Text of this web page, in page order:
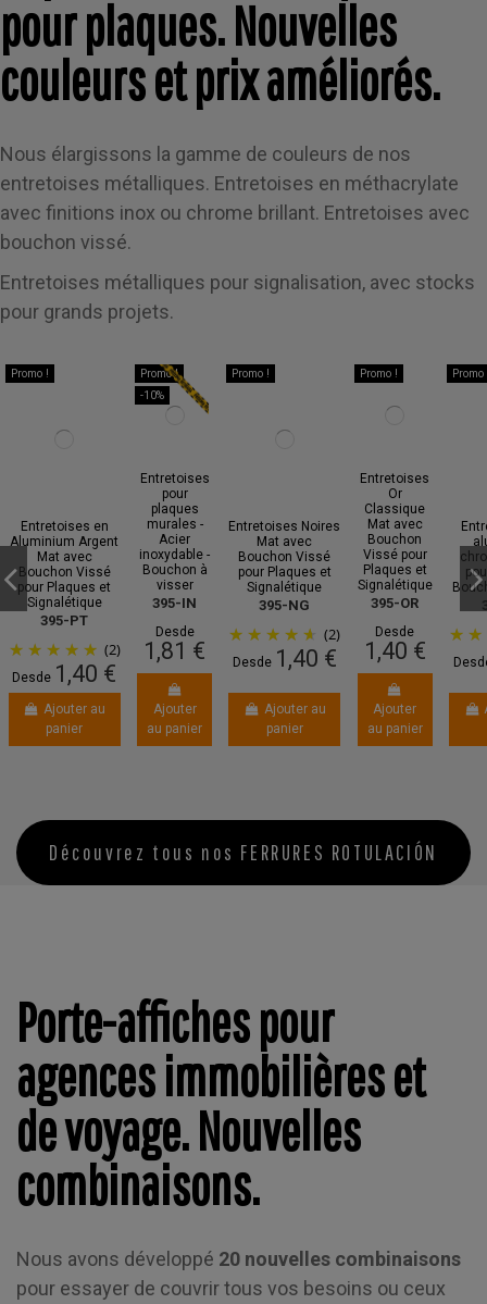
au
panier
Ajouter
au
panier
Ajouter au
panier
11,32 €
Ajouter
au panier
au panier
pour plaques. Nouvelles
couleurs et prix améliorés.
Nous élargissons la gamme de couleurs de nos
entretoises métalliques. Entretoises en méthacrylate
avec finitions inox ou chrome brillant. Entretoises avec
bouchon vissé.
Entretoises métalliques pour signalisation, avec stocks
pour grands projets.
Promo !
Entretoises en
Aluminium Argent
Mat avec
Bouchon Vissé
pour Plaques et
Signalétique
395-PT
(2)
Desde 1,40 €
Ajouter au
panier
Promo !
-10%
Entretoises
pour
plaques
murales -
Acier
inoxydable -
Bouchon à
visser
395-IN
Desde
1,81 €
Ajouter
au panier
Promo !
Entretoises Noires
Mat avec
Bouchon Vissé
pour Plaques et
Signalétique
395-NG
(2)
Desde 1,40 €
Ajouter au
panier
Promo !
Entretoises
Or
Classique
Mat avec
Bouchon
Vissé pour
Plaques et
Signalétique
395-OR
Desde
1,40 €
Ajouter
au panier
Promo
Signalétique
395-RO
1,68 €
Ajouter au
panier
en
395-AZ
Desde
1,68 €
au panier
Découvrez tous nos FERRURES ROTULACIÓN
Porte-affiches pour
agences immobilières et
de voyage. Nouvelles
combinaisons.
Nous avons développé 20 nouvelles combinaisons
pour essayer de couvrir tous vos besoins ou ceux